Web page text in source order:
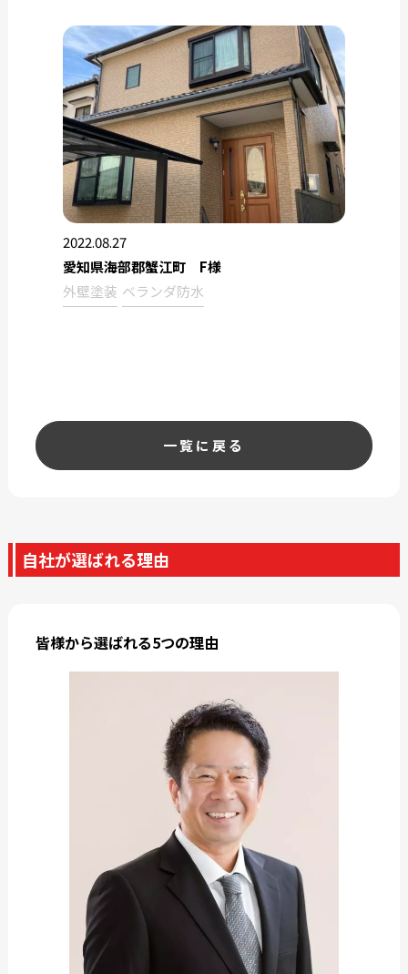
2022.08.27
愛知県海部郡蟹江町 F様
外壁塗装 ベランダ防水
一覧に戻る
自社が選ばれる理由
皆様から選ばれる5つの理由